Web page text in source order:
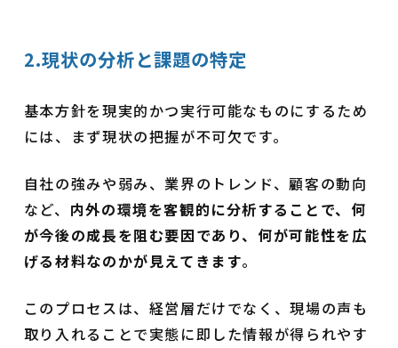
2.現状の分析と課題の特定
基本方針を現実的かつ実行可能なものにするため
には、まず現状の把握が不可欠です。
自社の強みや弱み、業界のトレンド、顧客の動向
など、 内外の環境を客観的に分析することで、何
が今後の成長を阻む要因であり、何が可能性を広
げる材料なのかが見えてきます。
このプロセスは、経営層だけでなく、現場の声も
取り入れることで実態に即した情報が得られやす